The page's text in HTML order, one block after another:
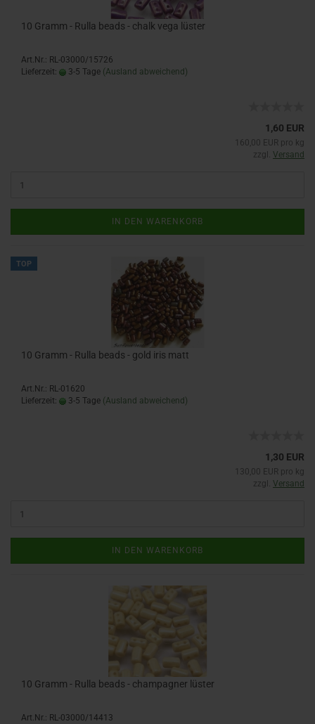
10 Gramm - Rulla beads - chalk vega lüster
Art.Nr.: RL-03000/15726
Lieferzeit:
3-5 Tage (Ausland abweichend)
1,60 EUR
160,00 EUR pro kg
zzgl. Versand
IN DEN WARENKORB
TOP
10 Gramm - Rulla beads - gold iris matt
Art.Nr.: RL-01620
Lieferzeit:
3-5 Tage (Ausland abweichend)
1,30 EUR
130,00 EUR pro kg
zzgl. Versand
IN DEN WARENKORB
10 Gramm - Rulla beads - champagner lüster
Art.Nr.: RL-03000/14413